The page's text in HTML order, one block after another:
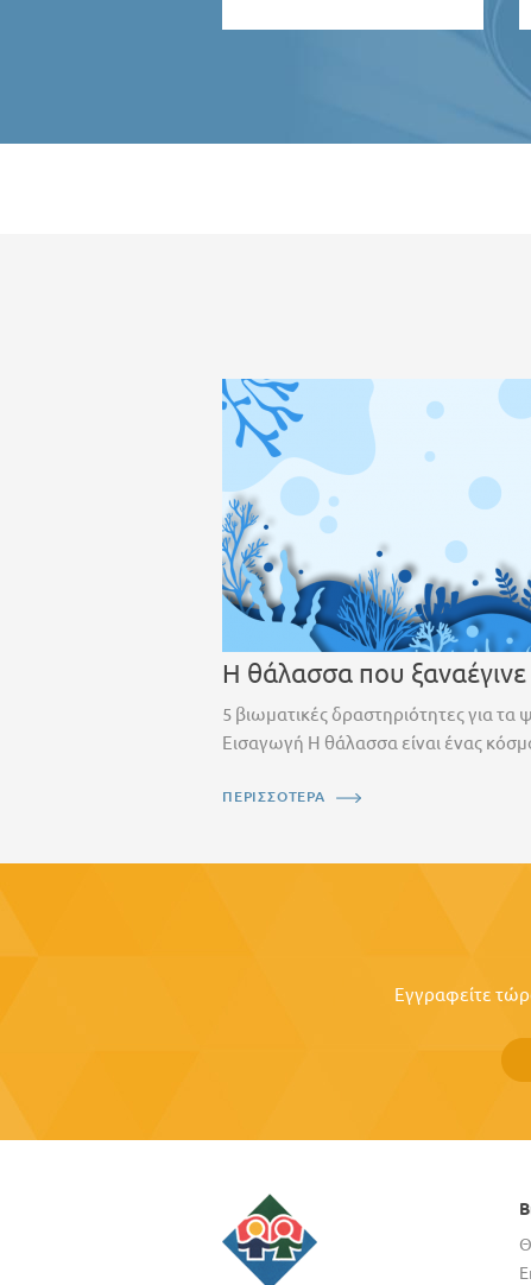
Η θάλασσα που ξαναέγινε
5 βιωματικές δραστηριότητες για τα
Εισαγωγή Η θάλασσα είναι ένας
ΠΕΡΙΣΣΟΤΕΡΑ
Εγγραφείτε